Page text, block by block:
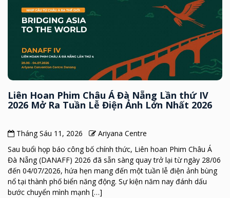
Liên Hoan Phim Châu Á Đà Nẵng Lần thứ IV
2026 Mở Ra Tuần Lễ Điện Ảnh Lớn Nhất 2026
Tháng Sáu 11, 2026
Ariyana Centre
Sau buổi họp báo công bố chính thức, Liên hoan Phim Châu Á
Đà Nẵng (DANAFF) 2026 đã sẵn sàng quay trở lại từ ngày 28/06
đến 04/07/2026, hứa hẹn mang đến một tuần lễ điện ảnh bùng
nổ tại thành phố biển năng động. Sự kiện năm nay đánh dấu
bước chuyển mình mạnh […]